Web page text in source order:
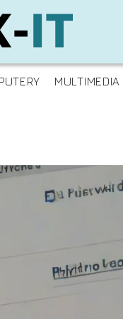
MULTIMEDIA